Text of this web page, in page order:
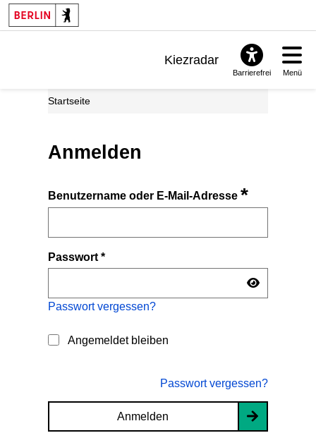
Kiezradar
Barrierefrei Menü
Startseite
Anmelden
Benutzername oder E-Mail-Adresse*
Passwort*
Passwort vergessen?
Angemeldet bleiben
Passwort vergessen?
Anmelden